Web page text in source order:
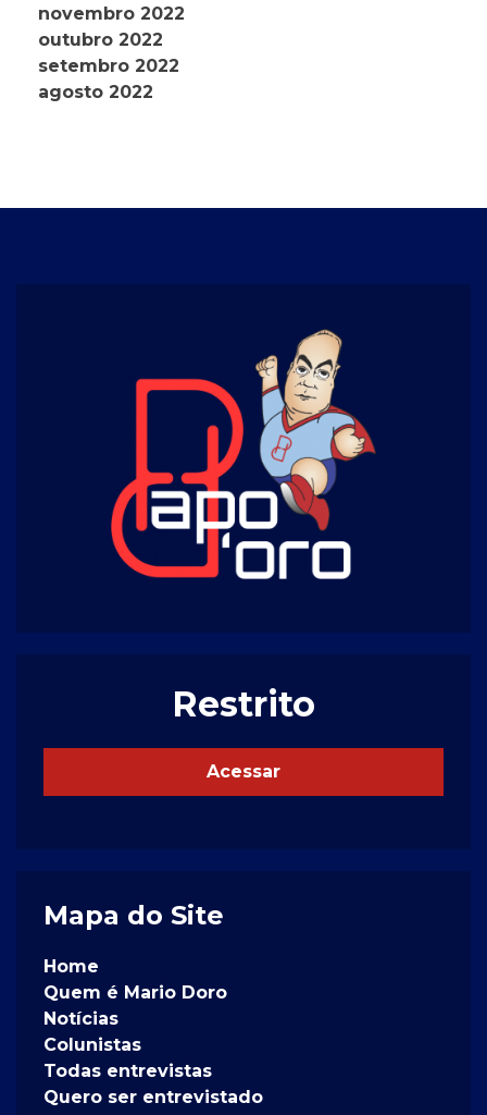
novembro 2022
outubro 2022
setembro 2022
agosto 2022
Restrito
Acessar
Mapa do Site
Home
Quem é Mario Doro
Notícias
Colunistas
Todas entrevistas
Quero ser entrevistado